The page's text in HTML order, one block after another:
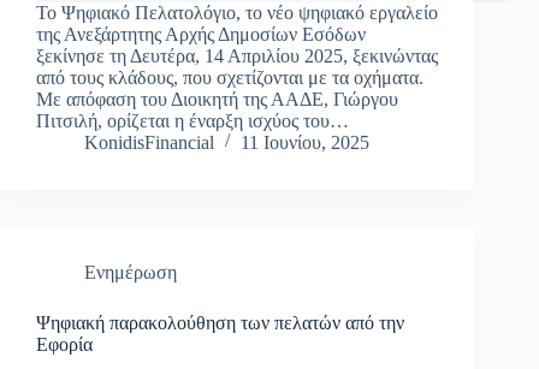
Το Ψηφιακό Πελατολόγιο, το νέο ψηφιακό εργαλείο
της Ανεξάρτητης Αρχής Δημοσίων Εσόδων
ξεκίνησε τη Δευτέρα, 14 Απριλίου 2025, ξεκινώντας
από τους κλάδους, που σχετίζονται με τα οχήματα.
Με απόφαση του Διοικητή της ΑΑΔΕ, Γιώργου
Πιτσιλή, ορίζεται η έναρξη ισχύος του…
KonidisFinancial
11 Ιουνίου, 2025
Ενημέρωση
Ψηφιακή παρακολούθηση των πελατών από την
Εφορία